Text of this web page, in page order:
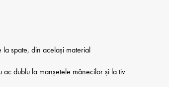
la spate, din același material
ac dublu la manșetele mânecilor și la tiv